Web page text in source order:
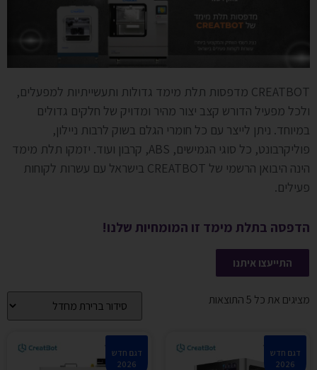
CREATBOT מדפסות תלת מימד גדולות ותעשייתיות למפעלים,
ולכל מפעיל הדורש קצב יצור מהיר ומדויק של חלקים גדולים
במיוחד. ניתן לייצר עם כל חומרי הגלם בשוק לרבות ניילון,
פוליקרבונט, כל סוגי הגמישים, ABS, קרבון ועוד. יזמקו תלת מימד
הינה היבואן הרשמי של CREATBOT בישראל עם עשרות לקוחות
פעילים.
הדפסה בתלת מימד זו המומחיות שלנו!
התייעצו איתנו
מציגים את כל ⁦5⁩ התוצאות
דגם חדש
2026
דגם חדש
2026